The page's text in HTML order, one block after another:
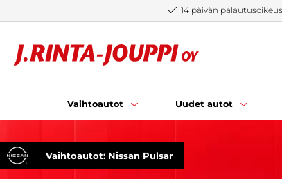
14 päivän palautusoikeus
Vaihtoautot Uudet autot
Vaihtoautot: Nissan Pulsar